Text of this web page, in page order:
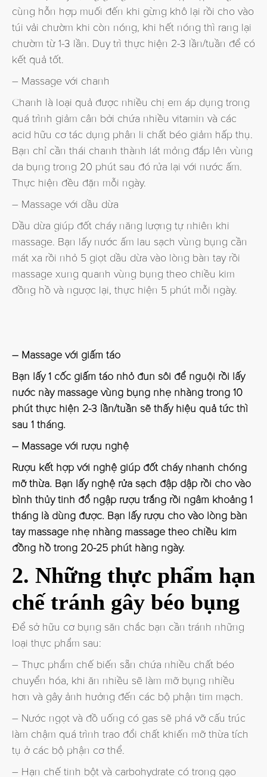
cùng hỗn hợp muối đến khi gừng khô lại rồi cho vào
túi vải chườm khi còn nóng, khi hết nóng thì rang lại
chườm từ 1-3 lần. Duy trì thực hiện 2-3 lần/tuần để có
kết quả tốt.
– Massage với chanh
Chanh là loại quả được nhiều chị em áp dụng trong
quá trình giảm cân bởi chứa nhiều vitamin và các
acid hữu cơ tác dụng phân li chất béo giảm hấp thụ.
Bạn chỉ cần thái chanh thành lát mỏng đắp lên vùng
da bụng trong 20 phút sau đó rửa lại với nước ấm.
Thực hiện đều đặn mỗi ngày.
– Massage với dầu dừa
Dầu dừa giúp đốt cháy năng lượng tự nhiên khi
massage. Bạn lấy nước ấm lau sạch vùng bụng cần
mát xa rồi nhỏ 5 giọt dầu dừa vào lòng bàn tay rồi
massage xung quanh vùng bụng theo chiều kim
đồng hồ và ngược lại, thực hiện 5 phút mỗi ngày.
– Massage với giấm táo
Bạn lấy 1 cốc giấm táo nhỏ đun sôi để nguội rồi lấy
nước này massage vùng bụng nhẹ nhàng trong 10
phút thực hiện 2-3 lần/tuần sẽ thấy hiệu quả tức thì
sau 1 tháng.
– Massage với rượu nghệ
Rượu kết hợp với nghệ giúp đốt cháy nhanh chóng
mỡ thừa. Bạn lấy nghệ rửa sạch đập dập rồi cho vào
bình thủy tinh đổ ngập rượu trắng rồi ngâm khoảng 1
tháng là dùng được. Bạn lấy rượu cho vào lòng bàn
tay massage nhẹ nhàng massage theo chiều kim
đồng hồ trong 20-25 phút hàng ngày.
2. Những thực phẩm hạn
chế tránh gây béo bụng
Để sở hữu cơ bụng săn chắc bạn cần tránh những
loại thực phẩm sau:
– Thực phẩm chế biến sẵn chứa nhiều chất béo
chuyển hóa, khi ăn nhiều sẽ làm mỡ bụng nhiều
hơn và gây ảnh hưởng đến các bộ phận tim mạch.
– Nước ngọt và đồ uống có gas sẽ phá vỡ cấu trúc
làm chậm quá trình trao đổi chất khiến mỡ thừa tích
tụ ở các bộ phận cơ thể.
– Hạn chế tinh bột và carbohydrate có trong gạo